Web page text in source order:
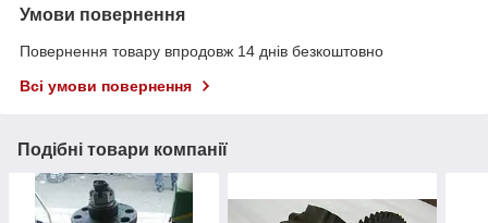
Умови повернення
Повернення товару впродовж 14 днів безкоштовно
Всі умови повернення
Подібні товари компанії